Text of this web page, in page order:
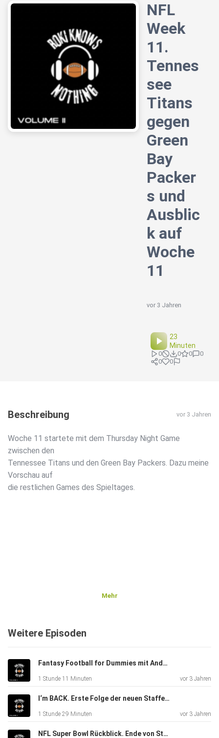
NFL
Week
11.
Tennes
see
Titans
gegen
Green
Bay
Packer
s und
Ausblic
k auf
Woche
11
vor 3 Jahren
23
Minuten
0 0 0
0
0
0
Beschreibung vor 3 Jahren
Woche 11 startete mit dem Thursday Night Game
zwischen den
Tennessee Titans und den Green Bay Packers. Dazu meine
Vorschau auf
die restlichen Games des Spieltages.
Mehr
Weitere Episoden
Fantasy Football for Dummies mit Andri von den Fantasy BroCasters
1 Stunde 11 Minuten vor 3 Jahren
I‘m BACK. Erste Folge der neuen Staffel. Bears Corner mit Björn. Bear Down
1 Stunde 29 Minuten vor 3 Jahren
NFL Super Bowl Rückblick. Ende von Staffel 1. Die Chiefs sind der Champion!